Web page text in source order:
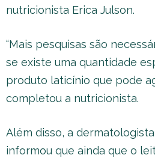
nutricionista Erica Julson.
“Mais pesquisas são
se existe uma quantidade
produto laticínio que pode
completou a nutricionista.
Além disso, a
informou que ainda que o